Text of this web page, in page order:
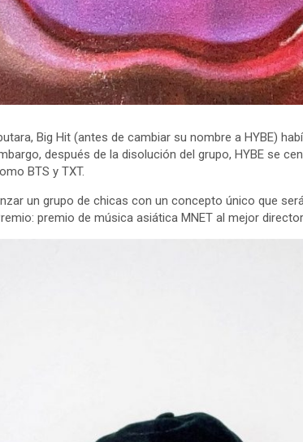
Big Hit (antes de cambiar su nombre a HYBE)
después de la disolución del grupo, HYBE se
BTS y TXT.
un grupo de chicas con un concepto único que
premio de música asiática MNET al mejor